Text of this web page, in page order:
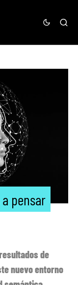
pensar
de
nuevo entorno